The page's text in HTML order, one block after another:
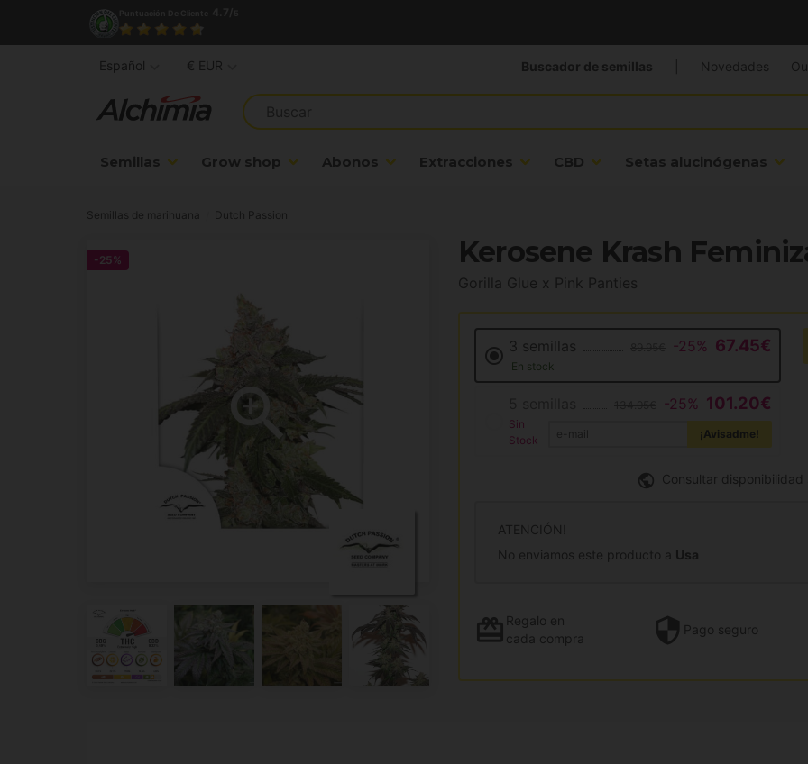
Semillas Grow shop Abonos Extracciones CBD Setas alucinógenas
Buscador de semillas Novedades
Español € EUR
Semillas de marihuana Dutch Passion
Kerosene Krash
Gorilla Glue x Pink Panties
-25%
3 semillas -25% 67.45€
En stock
-25% 101.20€
Sin
Stock
¡Avisadme!
Consultar disponibilidad
ATENCIÓN!
No enviamos este producto a Usa
Regalo en
cada compra
Pago seguro